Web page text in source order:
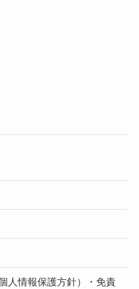
人情報保護方針）・免責